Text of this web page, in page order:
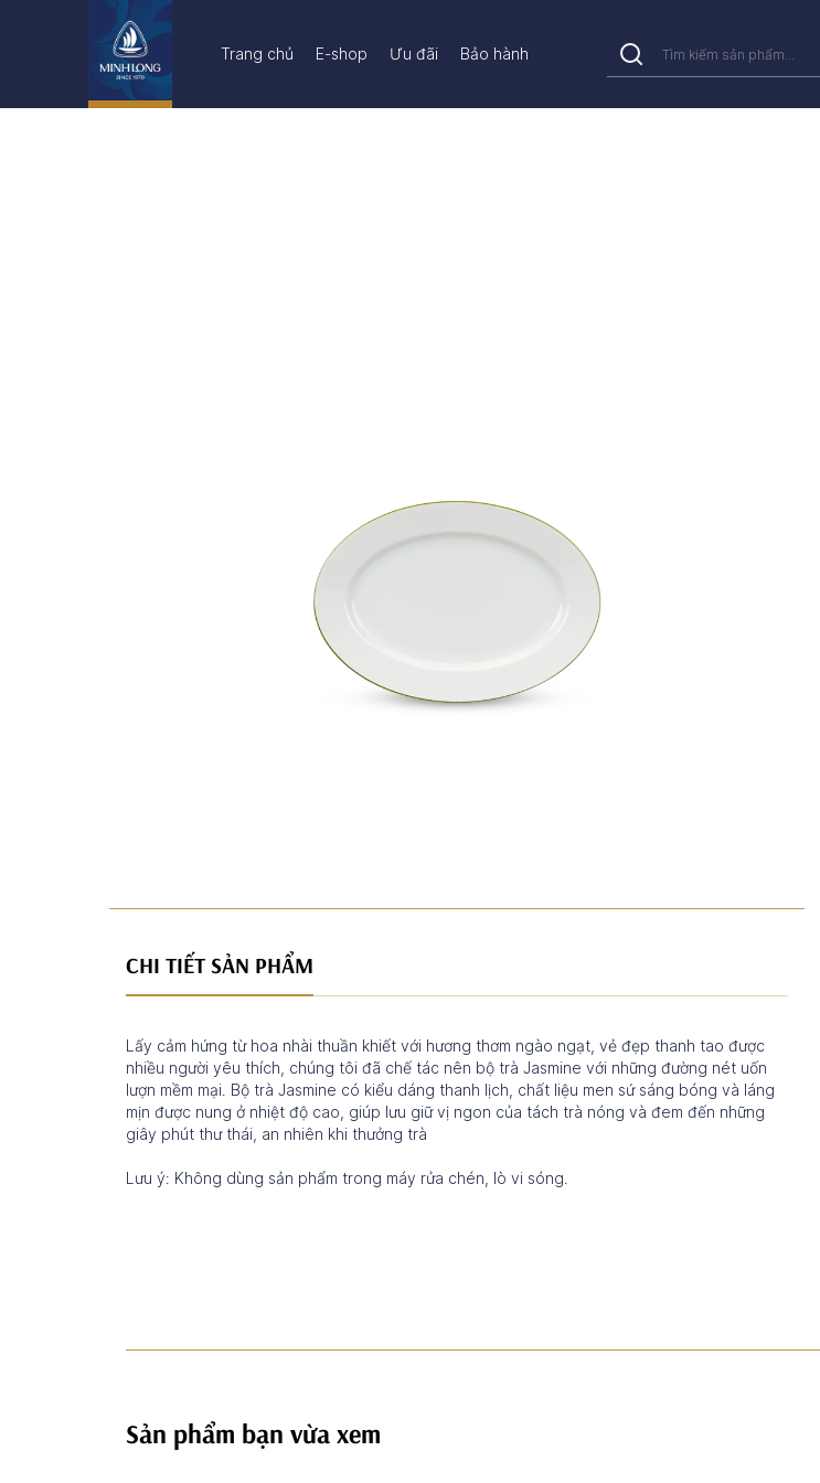
Trang chủ E-shop Ưu đãi Bảo hành
CHI TIẾT SẢN PHẨM
Lấy cảm hứng từ hoa nhài thuần khiết với hương thơm ngào ngạt, vẻ đẹp thanh tao được
nhiều người yêu thích, chúng tôi đã chế tác nên bộ trà Jasmine với những đường nét uốn
lượn mềm mại. Bộ trà Jasmine có kiểu dáng thanh lịch, chất liệu men sứ sáng bóng và láng
mịn được nung ở nhiệt độ cao, giúp lưu giữ vị ngon của tách trà nóng và đem đến những
giây phút thư thái, an nhiên khi thưởng trà
Lưu ý: Không dùng sản phẩm trong máy rửa chén, lò vi sóng.
Sản phẩm bạn vừa xem